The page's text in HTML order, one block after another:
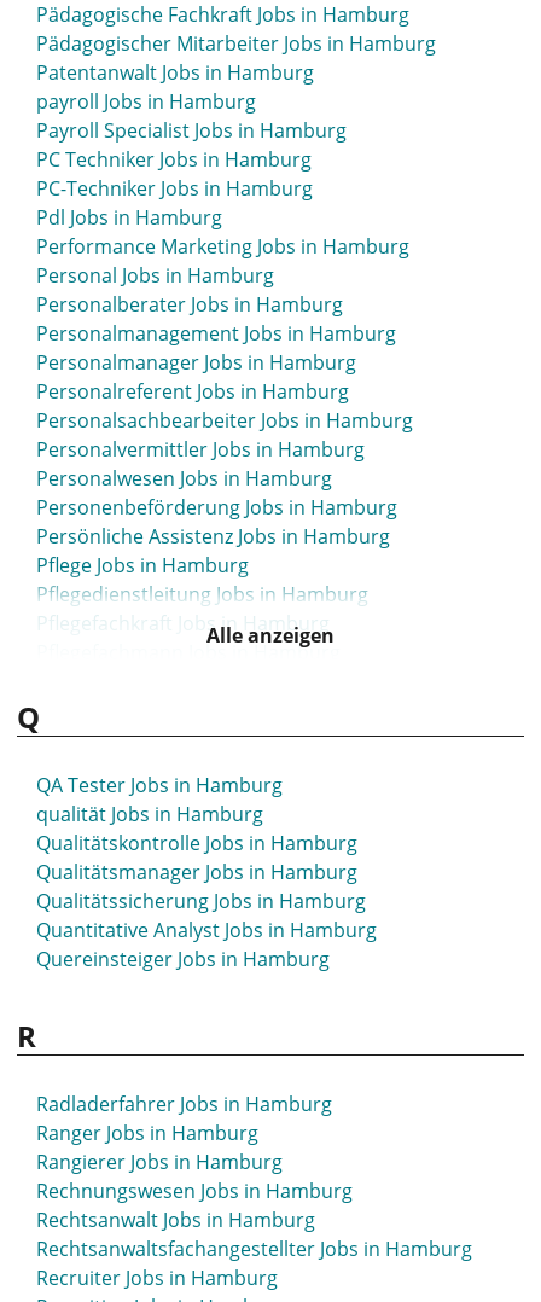
Pädagogische Fachkraft Jobs in Hamburg
Pädagogischer Mitarbeiter Jobs in Hamburg
Patentanwalt Jobs in Hamburg
payroll Jobs in Hamburg
Payroll Specialist Jobs in Hamburg
PC Techniker Jobs in Hamburg
PC-Techniker Jobs in Hamburg
Pdl Jobs in Hamburg
Performance Marketing Jobs in Hamburg
Personal Jobs in Hamburg
Personalberater Jobs in Hamburg
Personalmanagement Jobs in Hamburg
Personalmanager Jobs in Hamburg
Personalreferent Jobs in Hamburg
Personalsachbearbeiter Jobs in Hamburg
Personalvermittler Jobs in Hamburg
Personalwesen Jobs in Hamburg
Personenbeförderung Jobs in Hamburg
Persönliche Assistenz Jobs in Hamburg
Pflege Jobs in Hamburg
Pflegedienstleitung Jobs in Hamburg
Pflegefachkraft Jobs in Hamburg
Pflegefachmann Jobs in Hamburg
Pflegehilfskraft Jobs in Hamburg
Pflegekraft Jobs in Hamburg
Pharma Jobs in Hamburg
Pharmareferent Jobs in Hamburg
Pharmazeut Jobs in Hamburg
Pharmazie Jobs in Hamburg
photovoltaik Jobs in Hamburg
PHP Jobs in Hamburg
PHP-Entwickler Jobs in Hamburg
Physiotherapeut Jobs in Hamburg
Pkw-Mechaniker Jobs in Hamburg
Polier Jobs in Hamburg
Porter Jobs in Hamburg
Portfoliomanager Jobs in Hamburg
Portfolio Manager Jobs in Hamburg
Postbote Jobs in Hamburg
PR Jobs in Hamburg
Alle anzeigen
Q
QA Tester Jobs in Hamburg
qualität Jobs in Hamburg
Qualitätskontrolle Jobs in Hamburg
Qualitätsmanager Jobs in Hamburg
Qualitätssicherung Jobs in Hamburg
Quantitative Analyst Jobs in Hamburg
Quereinsteiger Jobs in Hamburg
R
Radladerfahrer Jobs in Hamburg
Ranger Jobs in Hamburg
Rangierer Jobs in Hamburg
Rechnungswesen Jobs in Hamburg
Rechtsanwalt Jobs in Hamburg
Rechtsanwaltsfachangestellter Jobs in Hamburg
Recruiter Jobs in Hamburg